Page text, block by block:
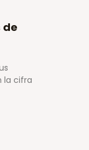
de
la cifra